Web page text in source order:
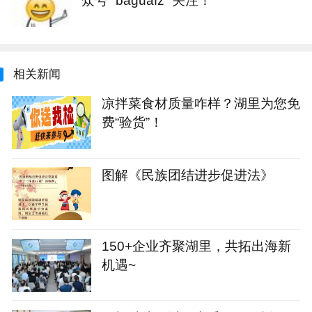
相关新闻
凉拌菜食材质量咋样？湖里为您免
费“验货”！
图解《民族团结进步促进法》
150+企业齐聚湖里，共拓出海新
机遇~